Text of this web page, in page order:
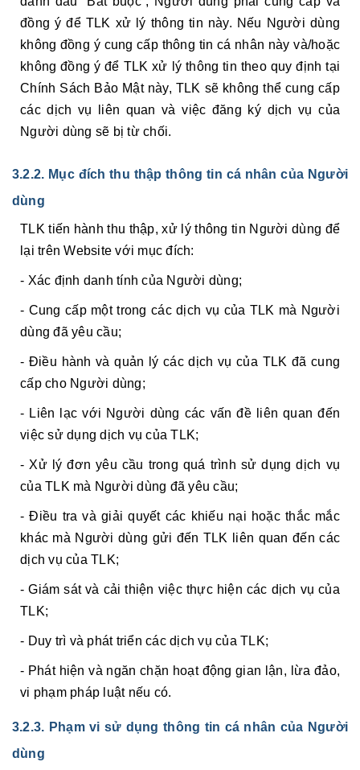
đồng ý để TLK xử lý thông tin này. Nếu Người dùng
không đồng ý cung cấp thông tin cá nhân này và/hoặc
không đồng ý để TLK xử lý thông tin theo quy định tại
Chính Sách Bảo Mật này, TLK sẽ không thể cung cấp
các dịch vụ liên quan và việc đăng ký dịch vụ của
Người dùng sẽ bị từ chối.
3.2.2. Mục đích thu thập thông tin cá nhân của Người
dùng
TLK tiến hành thu thập, xử lý thông tin Người dùng để
lại trên Website với mục đích:
- Xác định danh tính của Người dùng;
- Cung cấp một trong các dịch vụ của TLK mà Người
dùng đã yêu cầu;
- Điều hành và quản lý các dịch vụ của TLK đã cung
cấp cho Người dùng;
- Liên lạc với Người dùng các vấn đề liên quan đến
việc sử dụng dịch vụ của TLK;
- Xử lý đơn yêu cầu trong quá trình sử dụng dịch vụ
của TLK mà Người dùng đã yêu cầu;
- Điều tra và giải quyết các khiếu nại hoặc thắc mắc
khác mà Người dùng gửi đến TLK liên quan đến các
dịch vụ của TLK;
- Giám sát và cải thiện việc thực hiện các dịch vụ của
TLK;
- Duy trì và phát triển các dịch vụ của TLK;
- Phát hiện và ngăn chặn hoạt động gian lận, lừa đảo,
vi phạm pháp luật nếu có.
3.2.3. Phạm vi sử dụng thông tin cá nhân của Người
dùng